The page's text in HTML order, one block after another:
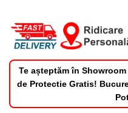
Te așteptăm în
de Protectie Gratis!